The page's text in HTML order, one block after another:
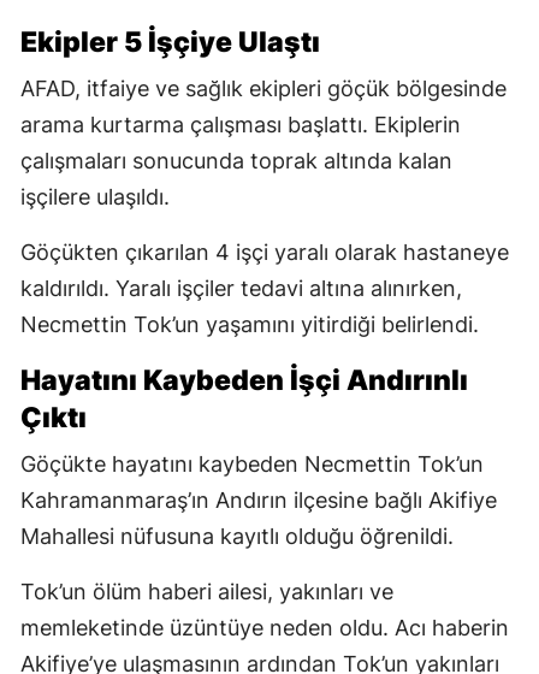
Ekipler 5 İşçiye Ulaştı
AFAD, itfaiye ve sağlık ekipleri göçük bölgesinde
arama kurtarma çalışması başlattı. Ekiplerin
çalışmaları sonucunda toprak altında kalan
işçilere ulaşıldı.
Göçükten çıkarılan 4 işçi yaralı olarak hastaneye
kaldırıldı. Yaralı işçiler tedavi altına alınırken,
Necmettin Tok’un yaşamını yitirdiği belirlendi.
Hayatını Kaybeden İşçi Andırınlı
Çıktı
Göçükte hayatını kaybeden Necmettin Tok’un
Kahramanmaraş’ın Andırın ilçesine bağlı Akifiye
Mahallesi nüfusuna kayıtlı olduğu öğrenildi.
Tok’un ölüm haberi ailesi, yakınları ve
memleketinde üzüntüye neden oldu. Acı haberin
Akifiye’ye ulaşmasının ardından Tok’un yakınları